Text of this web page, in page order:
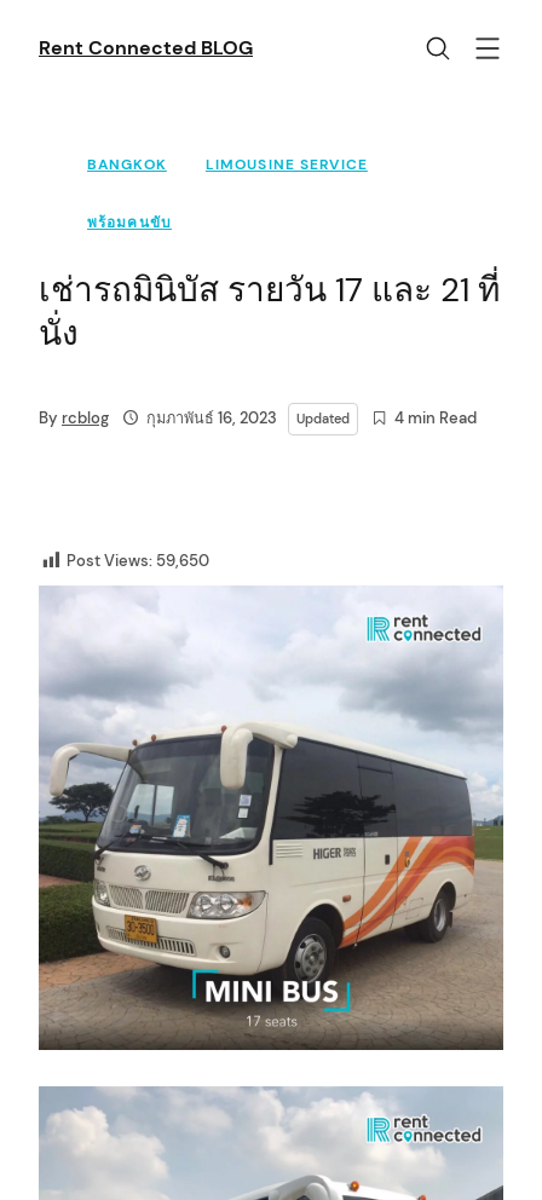
Rent Connected BLOG
BANGKOK LIMOUSINE SERVICE
พร้อมคนขับ
เช่ารถมินิบัส รายวัน 17 และ 21 ที่
นั่ง
By rcblog กุมภาพันธ์ 16, 2023 Updated 4 min Read
Post Views: 59,650